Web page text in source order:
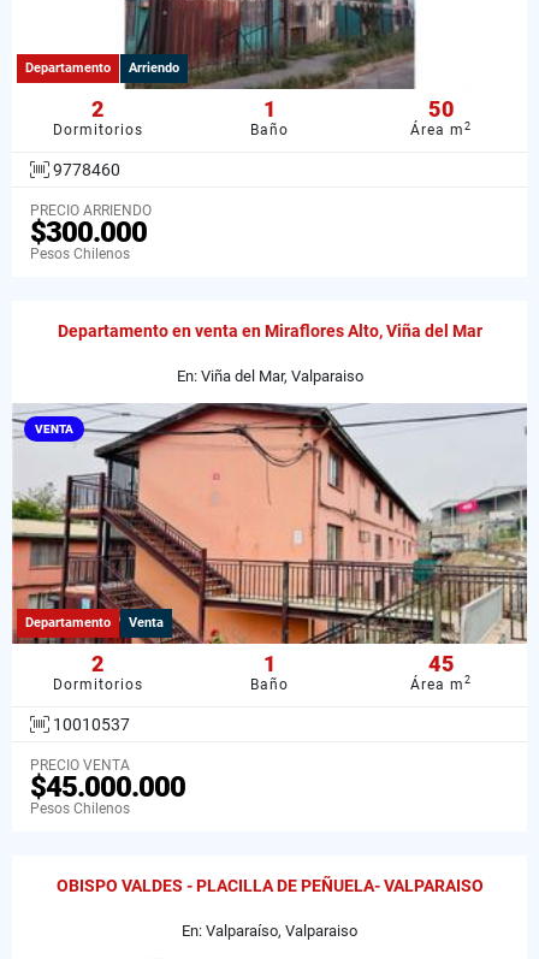
Departamento Arriendo
2
Dormitorios
1
Baño
50
Área m2
9778460
PRECIO ARRIENDO
$300.000
Pesos Chilenos
Departamento en venta en Miraflores Alto, Viña del Mar
En: Viña del Mar, Valparaiso
VENTA
Departamento Venta
2
Dormitorios
1
Baño
45
Área m2
10010537
PRECIO VENTA
$45.000.000
Pesos Chilenos
OBISPO VALDES - PLACILLA DE PEÑUELA- VALPARAISO
En: Valparaíso, Valparaiso